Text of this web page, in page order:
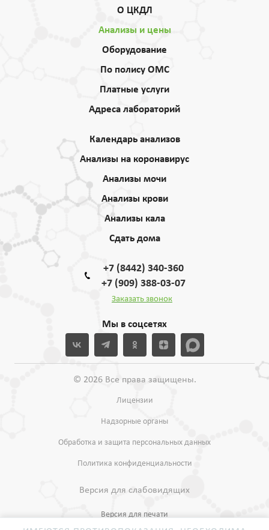
О ЦКДЛ
Анализы и цены
Оборудование
По полису ОМС
Платные услуги
Адреса лабораторий
Календарь анализов
Анализы на коронавирус
Анализы мочи
Анализы крови
Анализы кала
Сдать дома
+7 (8442) 340-360
+7 (909) 388-03-07
Заказать звонок
Мы в соцсетях
© 2026 Все права защищены.
Лицензии
Надзорные органы
Обработка и защита персональных данных
Политика конфиденциальности
Версия для слабовидящих
Версия для печати